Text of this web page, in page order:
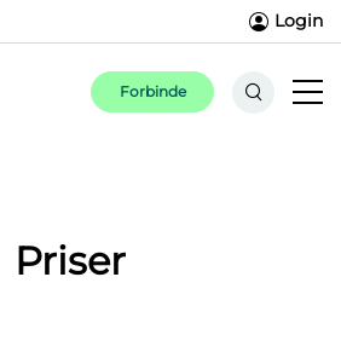
Login
Forbinde
Priser